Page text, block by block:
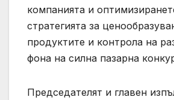
компанията и
стратегията за
продуктите и контрола на
фона на силна пазарна
Председателят и главен